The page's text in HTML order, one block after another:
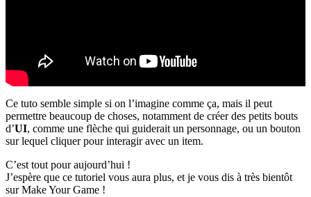
Ce tuto semble simple si on l’imagine comme ça, mais il peut
permettre beaucoup de choses, notamment de créer des petits bouts
d’UI, comme une flèche qui guiderait un personnage, ou un bouton
sur lequel cliquer pour interagir avec un item.
C’est tout pour aujourd’hui !
J’espère que ce tutoriel vous aura plus, et je vous dis à très bientôt
sur Make Your Game !